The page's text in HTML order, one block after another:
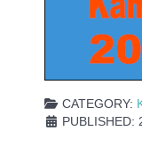
CATEGORY:
PUBLISHED: